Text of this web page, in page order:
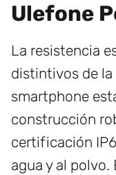
Ulefone
La resistencia
distintivos de la
smartphone
construcción
certificación
agua y al